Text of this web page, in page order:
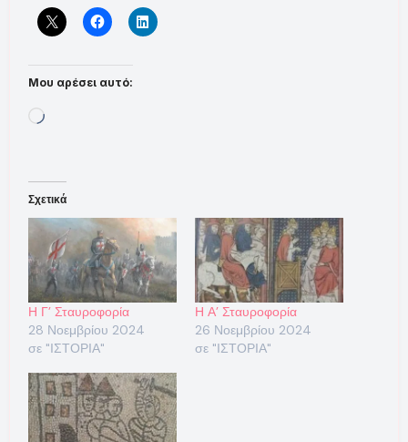
Μου αρέσει αυτό:
Loading…
Σχετικά
Η Γ’ Σταυροφορία
28 Νοεμβρίου 2024
σε "ΙΣΤΟΡΙΑ"
Η Α’ Σταυροφορία
26 Νοεμβρίου 2024
σε "ΙΣΤΟΡΙΑ"